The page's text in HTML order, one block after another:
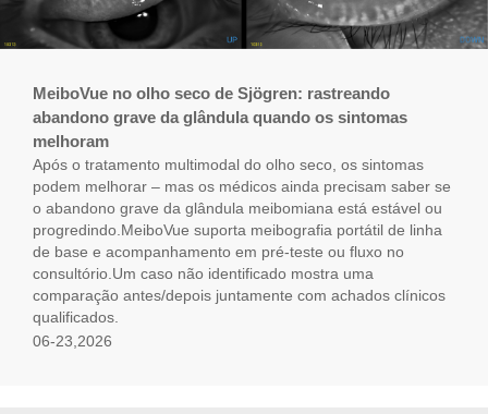
MeiboVue no olho seco de Sjögren: rastreando
abandono grave da glândula quando os sintomas
melhoram
Após o tratamento multimodal do olho seco, os sintomas
podem melhorar – mas os médicos ainda precisam saber se
o abandono grave da glândula meibomiana está estável ou
progredindo.MeiboVue suporta meibografia portátil de linha
de base e acompanhamento em pré-teste ou fluxo no
consultório.Um caso não identificado mostra uma
comparação antes/depois juntamente com achados clínicos
qualificados.
06-23,2026